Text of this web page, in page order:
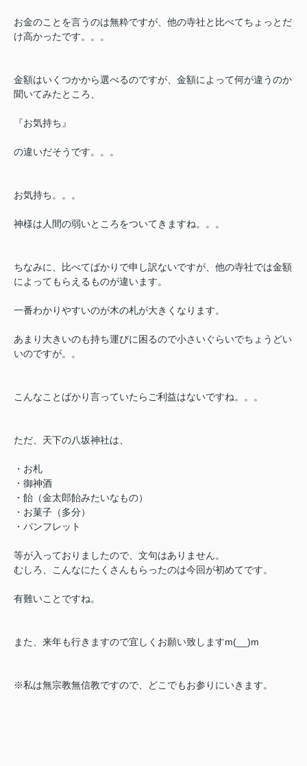
お金のことを言うのは無粋ですが、他の寺社と比べてちょっとだ
け高かったです。。。
金額はいくつかから選べるのですが、金額によって何が違うのか
聞いてみたところ、
『お気持ち』
の違いだそうです。。。
お気持ち。。。
神様は人間の弱いところをついてきますね。。。
ちなみに、比べてばかりで申し訳ないですが、他の寺社では金額
によってもらえるものが違います。
一番わかりやすいのが木の札が大きくなります。
あまり大きいのも持ち運びに困るので小さいぐらいでちょうどい
いのですが。。
こんなことばかり言っていたらご利益はないですね。。。
ただ、天下の八坂神社は、
・お札
・御神酒
・飴（金太郎飴みたいなもの）
・お菓子（多分）
・パンフレット
等が入っておりましたので、文句はありません。
むしろ、こんなにたくさんもらったのは今回が初めてです。
有難いことですね。
また、来年も行きますので宜しくお願い致しますm(__)m
※私は無宗教無信教ですので、どこでもお参りにいきます。